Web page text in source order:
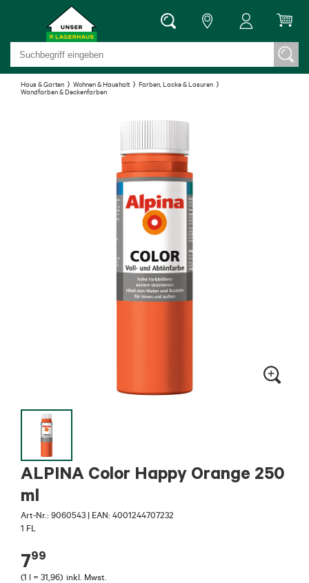
Haus & Garten Wohnen & Haushalt
Farben, Lacke & Lasuren
Wandfarben & Deckenfarben
ALPINA Color Happy Orange 250
ml
Art-Nr.: 9060543 | EAN: 4001244707232
1 FL
799
(1 l = 31,96) inkl. Mwst.